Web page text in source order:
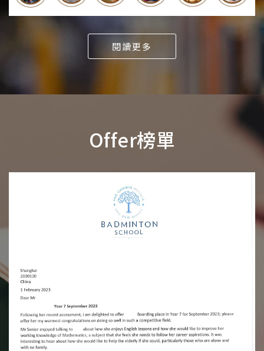
閱讀更多
Offer榜單